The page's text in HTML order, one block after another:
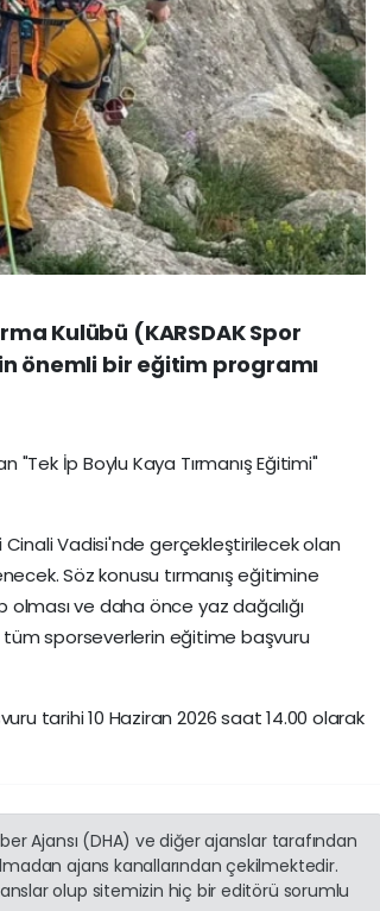
Kulübü (KARSDAK Spor
önemli bir eğitim programı
İp Boylu Kaya Tırmanış Eğitimi"
Cinali Vadisi'nde gerçekleştirilecek olan
Söz konusu tırmanış eğitimine
ve daha önce yaz dağcılığı
tüm sporseverlerin eğitime başvuru
tarihi 10 Haziran 2026 saat 14.00 olarak
Ajansı (DHA) ve diğer ajanslar tarafından
ajans kanallarından çekilmektedir.
olup sitemizin hiç bir editörü sorumlu